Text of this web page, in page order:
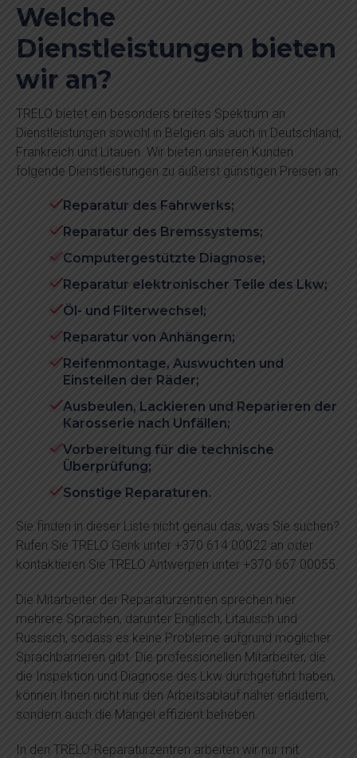
Welche
Dienstleistungen bieten
wir an?
TRELO bietet ein besonders breites Spektrum an
Dienstleistungen sowohl in Belgien als auch in Deutschland,
Frankreich und Litauen. Wir bieten unseren Kunden
folgende Dienstleistungen zu äußerst günstigen Preisen an:
Reparatur des Fahrwerks;
Reparatur des Bremssystems;
Computergestützte Diagnose;
Reparatur elektronischer Teile des Lkw;
Öl- und Filterwechsel;
Reparatur von Anhängern;
Reifenmontage, Auswuchten und
Einstellen der Räder;
Ausbeulen, Lackieren und Reparieren der
Karosserie nach Unfällen;
Vorbereitung für die technische
Überprüfung;
Sonstige Reparaturen.
Sie finden in dieser Liste nicht genau das, was Sie suchen?
Rufen Sie TRELO Genk unter +370 614 00022 an oder
kontaktieren Sie TRELO Antwerpen unter +370 667 00055.
Die Mitarbeiter der Reparaturzentren sprechen hier
mehrere Sprachen, darunter Englisch, Litauisch und
Russisch, sodass es keine Probleme aufgrund möglicher
Sprachbarrieren gibt. Die professionellen Mitarbeiter, die
die Inspektion und Diagnose des Lkw durchgeführt haben,
können Ihnen nicht nur den Arbeitsablauf näher erläutern,
sondern auch die Mängel effizient beheben.
In den TRELO-Reparaturzentren arbeiten wir nur mit